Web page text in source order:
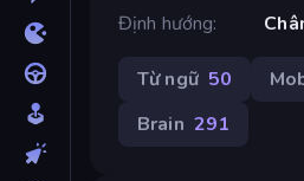
Định hướng
Từ ngữ 50
Brain 291